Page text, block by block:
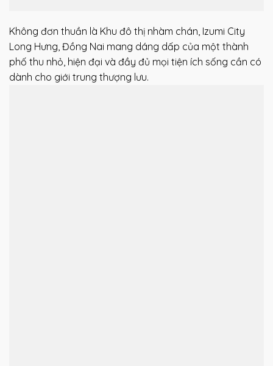
Không đơn thuần là Khu đô thị nhàm chán, Izumi City
Long Hưng, Đồng Nai mang dáng dấp của một thành
phố thu nhỏ, hiện đại và đầy đủ mọi tiện ích sống cần có
dành cho giới trung thượng lưu.